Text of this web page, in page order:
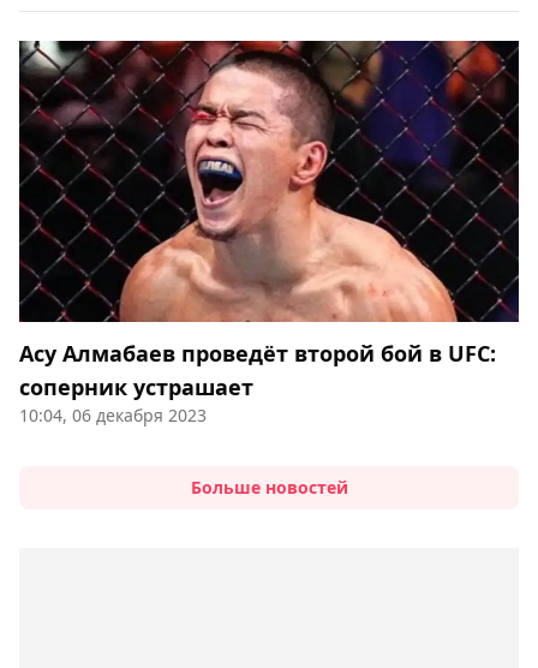
Асу Алмабаев проведёт второй бой в UFC:
соперник устрашает
10:04, 06 декабря 2023
Больше новостей